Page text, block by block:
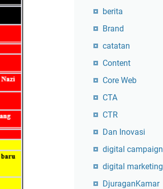
berita
Brand
catatan
Content
Core Web
CTA
CTR
Dan Inovasi
digital campaign
digital marketing
DjuraganKamar